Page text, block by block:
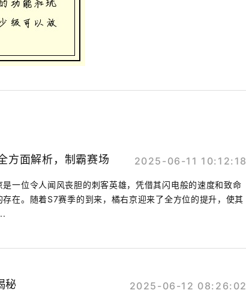
方面解析，制霸赛场 2025-06-11 10:12:18
一位令人闻风丧胆的刺客英雄，凭借其闪电般的速度和致命
在。随着S7赛季的到来，橘右京迎来了全方位的提升，使其
秘 2025-06-12 08:26:02